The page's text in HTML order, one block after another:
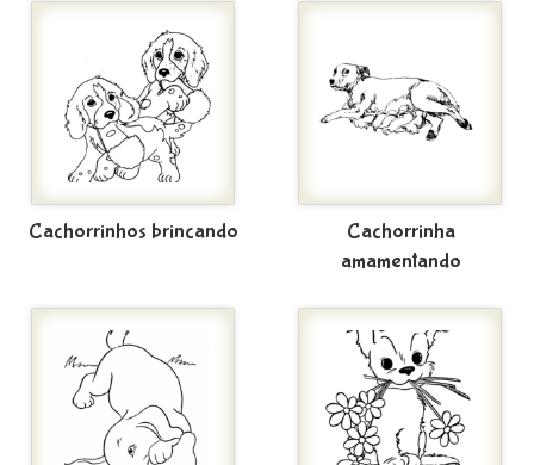
Cachorrinhos brincando
Cachorrinha
amamentando